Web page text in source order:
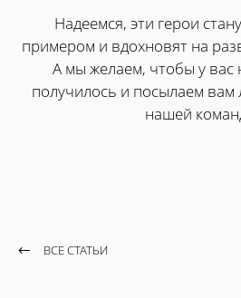
Надеемся, эти герои
примером и вдохновят на
А мы желаем, чтобы у вас
получилось и посылаем вам
нашей
ВСЕ СТАТЬИ